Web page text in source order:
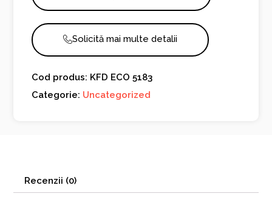
Solicită mai multe detalii
Cod produs: KFD ECO 5183
Categorie: Uncategorized
Recenzii (0)